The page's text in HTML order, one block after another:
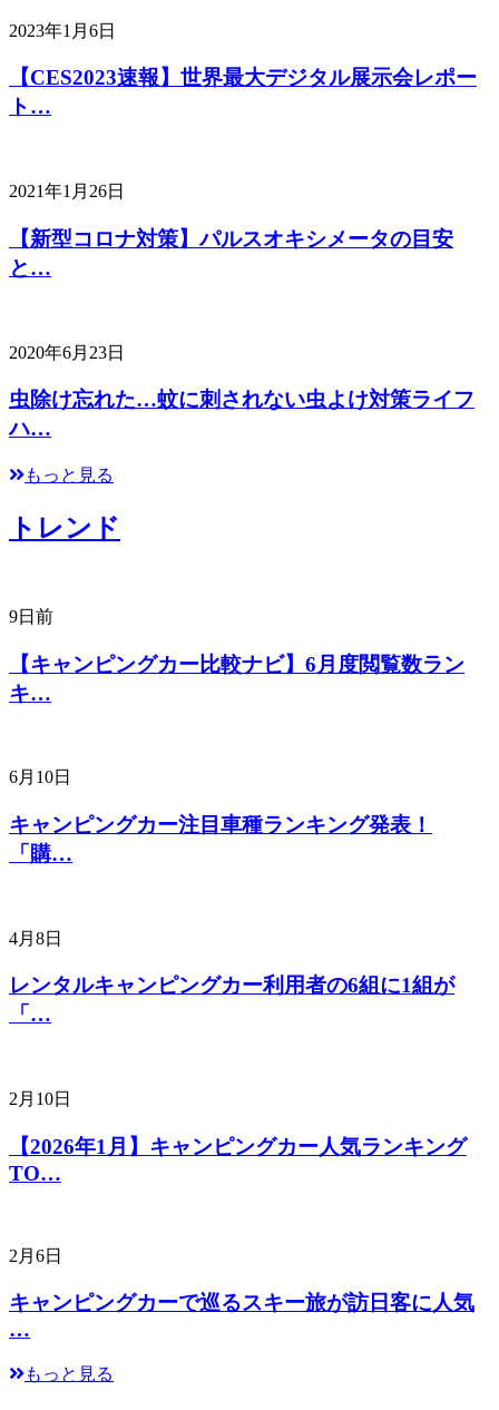
2023年1月6日
【CES2023速報】世界最大デジタル展示会レポー
ト…
2021年1月26日
【新型コロナ対策】パルスオキシメータの目安
と…
2020年6月23日
虫除け忘れた…蚊に刺されない虫よけ対策ライフ
ハ…
もっと見る
トレンド
9日前
【キャンピングカー比較ナビ】6月度閲覧数ラン
キ…
6月10日
キャンピングカー注目車種ランキング発表！
「購…
4月8日
レンタルキャンピングカー利用者の6組に1組が
「…
2月10日
【2026年1月】キャンピングカー人気ランキング
TO…
2月6日
キャンピングカーで巡るスキー旅が訪日客に人気
…
もっと見る